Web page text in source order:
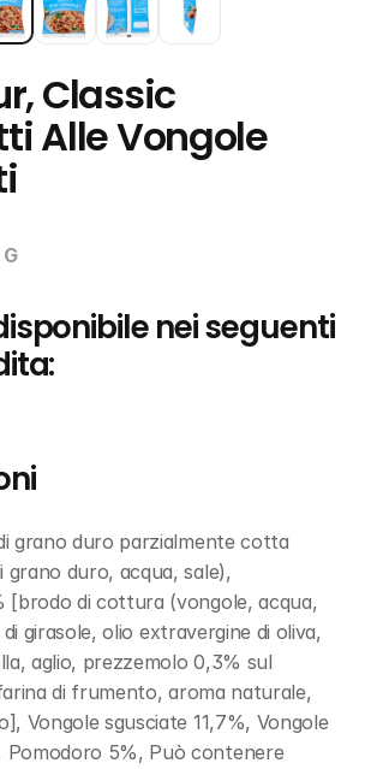
Classic
Alle Vongole
nei seguenti
grano duro parzialmente cotta
grano duro, acqua, sale),
[brodo di cottura (vongole, acqua,
girasole, olio extravergine di oliva,
aglio, prezzemolo 0,3% sul
di frumento, aroma naturale,
Vongole sgusciate 11,7%, Vongole
Pomodoro 5%, Può contenere